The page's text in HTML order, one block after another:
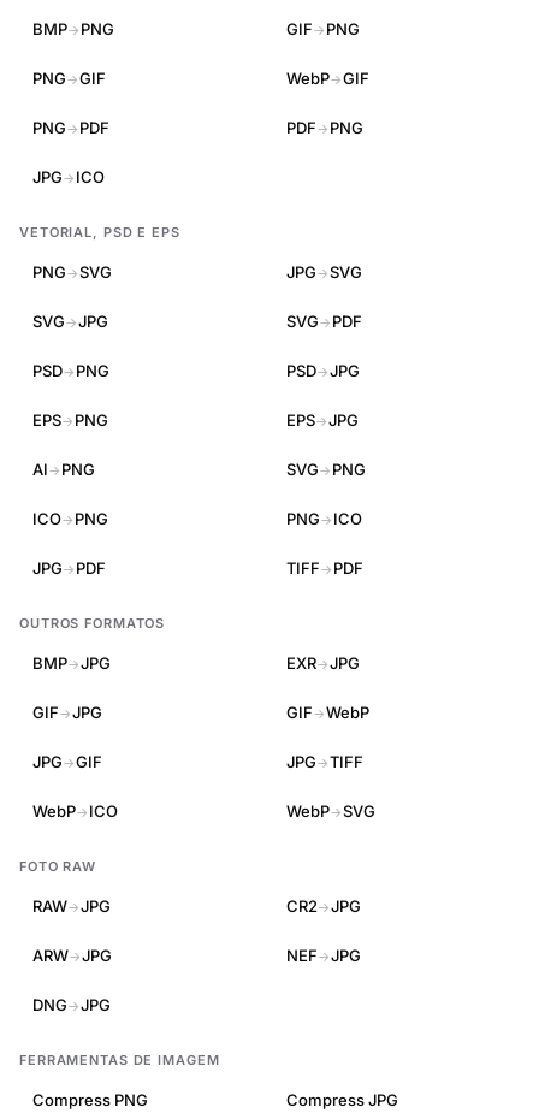
BMP→ PNG GIF→ PNG
PNG→GIF WebP→GIF
PNG→ PDF PDF→ PNG
JPG→ ICO
VETORIAL, PSD E EPS
PNG→SVG JPG→SVG
SVG→JPG SVG→ PDF
PSD→ PNG PSD→JPG
EPS→ PNG EPS→JPG
AI→ PNG SVG→ PNG
ICO→ PNG PNG→ ICO
JPG→ PDF TIFF→ PDF
OUTROS FORMATOS
BMP→JPG EXR→JPG
GIF→JPG GIF→WebP
JPG→GIF JPG→TIFF
WebP→ ICO WebP→SVG
FOTO RAW
RAW→JPG CR2→JPG
ARW→JPG NEF→JPG
DNG→JPG
FERRAMENTAS DE IMAGEM
Compress PNG Compress JPG